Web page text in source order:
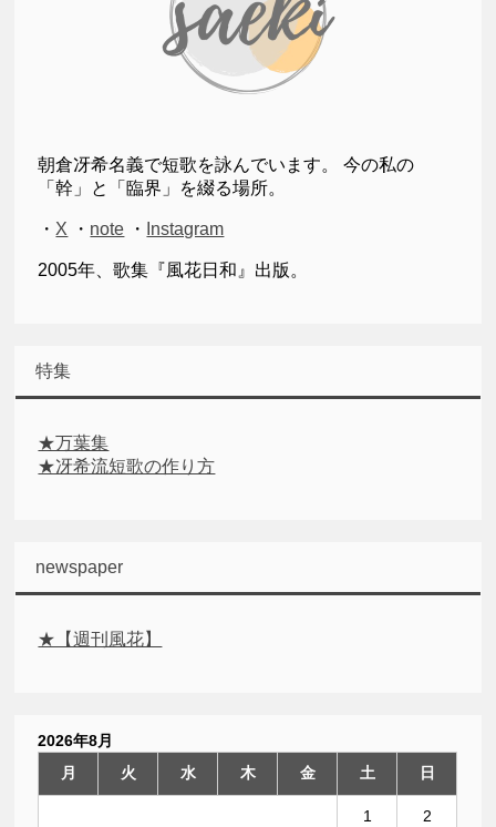
朝倉冴希名義で短歌を詠んでいます。 今の私の
「幹」と「臨界」を綴る場所。
・ X ・ note ・ Instagram
2005年、歌集『風花日和』出版。
特集
★万葉集
★冴希流短歌の作り方
newspaper
★【週刊風花】
2026年8月
月
火 水 木 金 土 日
1 2